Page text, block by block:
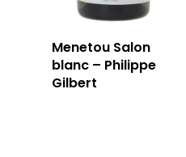
Menetou Salon
blanc – Philippe
Gilbert